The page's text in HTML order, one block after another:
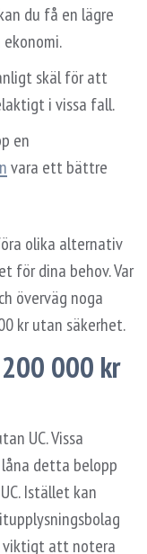
du få en lägre
skäl för att
i vissa fall.
en
vara ett bättre
olika alternativ
för dina behov. Var
överväg noga
kr utan säkerhet.
000 kr
UC. Vissa
detta belopp
Istället kan
viktigt att notera